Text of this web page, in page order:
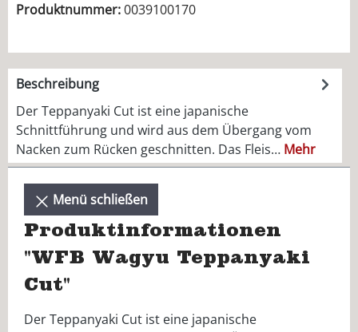
Produktnummer:0039100170
Beschreibung
Der Teppanyaki Cut ist eine japanische
Schnittführung und wird aus dem Übergang vom
Nacken zum Rücken geschnitten. Das Fleis… Mehr
Menü schließen
Produktinformationen
"WFB Wagyu Teppanyaki
Cut"
Der Teppanyaki Cut ist eine japanische